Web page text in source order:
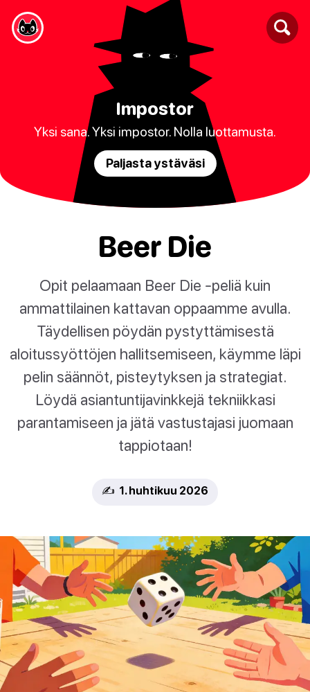
Impostor
Yksi sana. Yksi impostor. Nolla luottamusta.
Paljasta ystäväsi
Beer Die
Opit pelaamaan Beer Die -peliä kuin
ammattilainen kattavan oppaamme avulla.
Täydellisen pöydän pystyttämisestä
aloitussyöttöjen hallitsemiseen, käymme läpi
pelin säännöt, pisteytyksen ja strategiat.
Löydä asiantuntijavinkkejä tekniikkasi
parantamiseen ja jätä vastustajasi juomaan
tappiotaan!
✍️ 1. huhtikuu 2026